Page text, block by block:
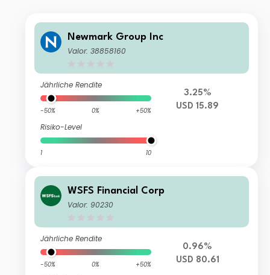
Newmark Group Inc
Valor: 38858160
Jährliche Rendite
-50% 0% +50%
Risiko-Level
1 10
3.25%
USD 15.89
WSFS Financial Corp
Valor: 90230
Jährliche Rendite
-50% 0% +50%
0.96%
USD 80.61